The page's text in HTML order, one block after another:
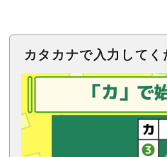
カタカナで入力してく